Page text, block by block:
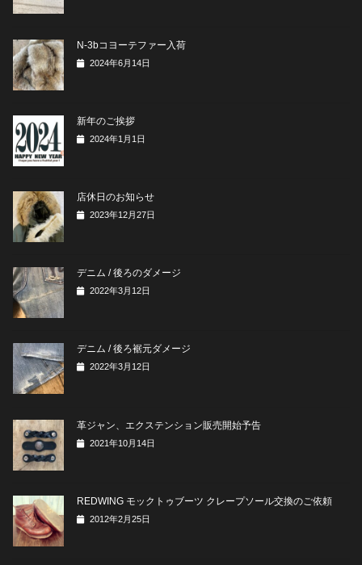
N-3bコヨーテファー入荷
2024年6月14日
新年のご挨拶
2024年1月1日
店休日のお知らせ
2023年12月27日
デニム / 後ろのダメージ
2022年3月12日
デニム / 後ろ裾元ダメージ
2022年3月12日
革ジャン、エクステンション販売開始予告
2021年10月14日
REDWING モックトゥブーツ クレープソール交換のご依頼
2012年2月25日